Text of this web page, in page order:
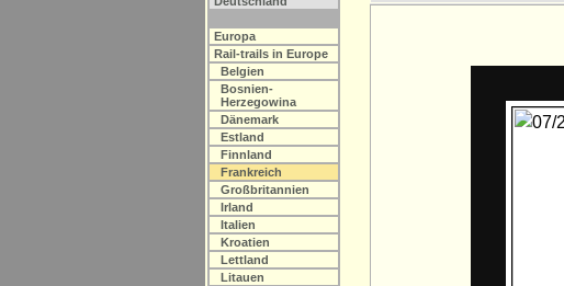
Europa
Rail-trails in Europe
Belgien
Bosnien-
Herzegowina
Dänemark
Estland
Finnland
Frankreich
Großbritannien
Irland
Italien
Kroatien
Lettland
Litauen